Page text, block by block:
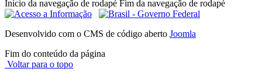
Início da navegação de rodapé Fim da navegação de rodapé
Desenvolvido com o CMS de código aberto Joomla
Fim do conteúdo da página
Voltar para o topo